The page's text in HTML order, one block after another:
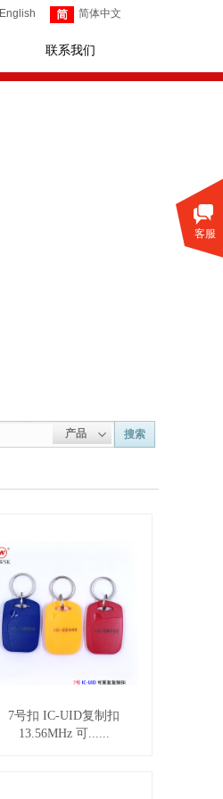
English 简体中文
联系我们
产品 搜索
7号扣 IC-UID复制扣
13.56MHz 可......
客服